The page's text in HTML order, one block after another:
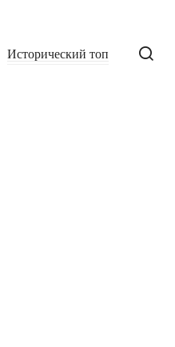
Исторический топ